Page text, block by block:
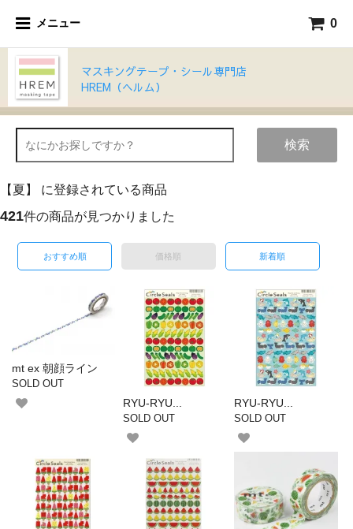
メニュー 0
マスキングテープ・シール専門店
HREM（ヘルム）
検索
【夏】 に登録されている商品
421件の商品が見つかりました
おすすめ順 価格順 新着順
mt ex 朝顔ライン
SOLD OUT
RYU-RYU...
SOLD OUT
RYU-RYU...
SOLD OUT